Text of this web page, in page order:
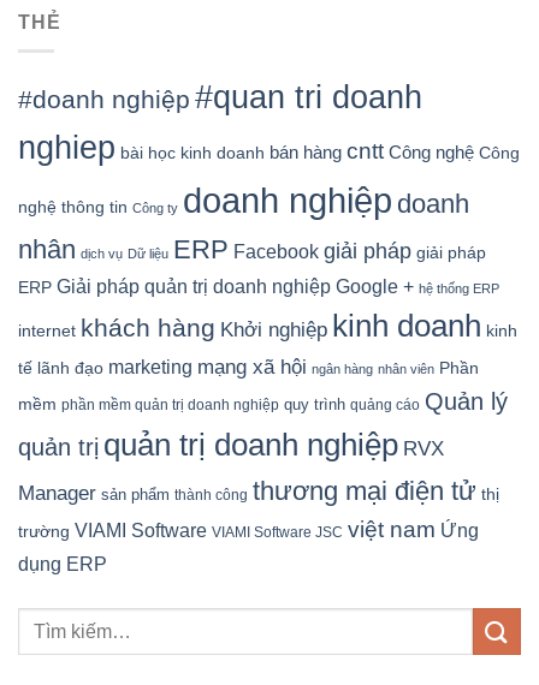
THẺ
#doanh nghiệp #quan tri doanh
nghiep bài học kinh doanh bán hàng cntt Công nghệ Công
nghệ thông tin Công ty doanh nghiệp doanh
nhân dịch vụ Dữ liệu ERP Facebook giải pháp giải pháp
ERP Giải pháp quản trị doanh nghiệp Google + hệ thống ERP
internet khách hàng Khởi nghiệp kinh doanh kinh
tế lãnh đạo marketing mạng xã hội ngân hàng nhân viên Phần
mềm phần mềm quản trị doanh nghiệp quy trình quảng cáo Quản lý
quản trị quản trị doanh nghiệp RVX
Manager sản phẩm thành công thương mại điện tử thị
trường VIAMI Software VIAMI Software JSC việt nam Ứng
dụng ERP